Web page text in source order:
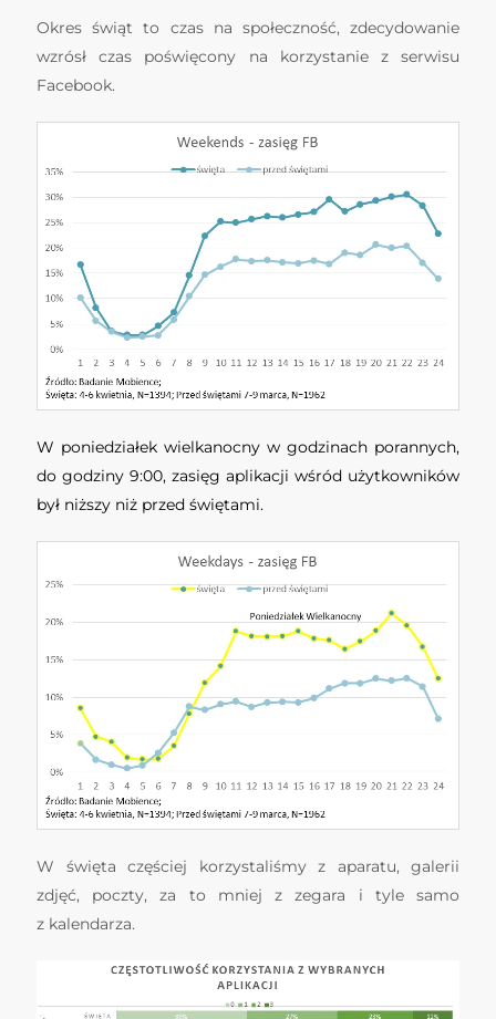
Okres świąt to czas na społeczność, zdecydowanie
wzrósł czas poświęcony na korzystanie z serwisu
Facebook.
W poniedziałek wielkanocny w godzinach porannych,
do godziny 9:00, zasięg aplikacji wśród użytkowników
był niższy niż przed świętami.
W święta częściej korzystaliśmy z aparatu, galerii
zdjęć, poczty, za to mniej z zegara i tyle samo
z kalendarza.